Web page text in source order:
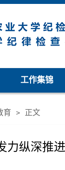
工作集锦
育 > 正文
力纵深推